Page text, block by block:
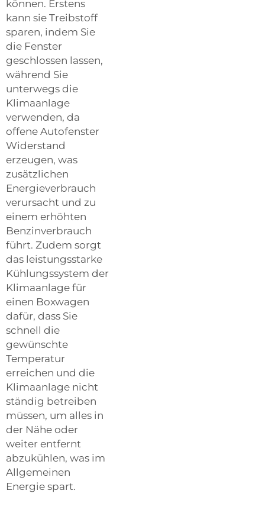
können. Erstens
kann sie Treibstoff
sparen, indem Sie
die Fenster
geschlossen lassen,
während Sie
unterwegs die
Klimaanlage
verwenden, da
offene Autofenster
Widerstand
erzeugen, was
zusätzlichen
Energieverbrauch
verursacht und zu
einem erhöhten
Benzinverbrauch
führt. Zudem sorgt
das leistungsstarke
Kühlungssystem der
Klimaanlage für
einen Boxwagen
dafür, dass Sie
schnell die
gewünschte
Temperatur
erreichen und die
Klimaanlage nicht
ständig betreiben
müssen, um alles in
der Nähe oder
weiter entfernt
abzukühlen, was im
Allgemeinen
Energie spart.